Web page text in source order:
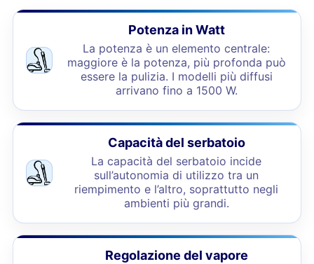
Potenza in Watt
La potenza è un elemento centrale:
maggiore è la potenza, più profonda può
essere la pulizia. I modelli più diffusi
arrivano fino a 1500 W.
Capacità del serbatoio
La capacità del serbatoio incide
sull’autonomia di utilizzo tra un
riempimento e l’altro, soprattutto negli
ambienti più grandi.
Regolazione del vapore